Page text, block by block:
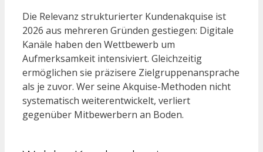
Die Relevanz strukturierter Kundenakquise ist
2026 aus mehreren Gründen gestiegen: Digitale
Kanäle haben den Wettbewerb um
Aufmerksamkeit intensiviert. Gleichzeitig
ermöglichen sie präzisere Zielgruppenansprache
als je zuvor. Wer seine Akquise-Methoden nicht
systematisch weiterentwickelt, verliert
gegenüber Mitbewerbern an Boden.